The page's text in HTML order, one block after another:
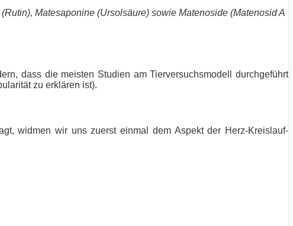
Matesaponine (Ursolsäure) sowie Matenoside (Matenosid A
dass die meisten Studien am Tierversuchsmodell durchgeführt
zu erklären ist).
widmen wir uns zuerst einmal dem Aspekt der Herz-Kreislauf-